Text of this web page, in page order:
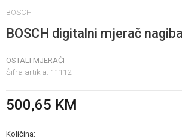
BOSCH
BOSCH digitalni mjerač
OSTALI MJERAČI
Šifra artikla: 11112
500,65 KM
Količina:
nedelje